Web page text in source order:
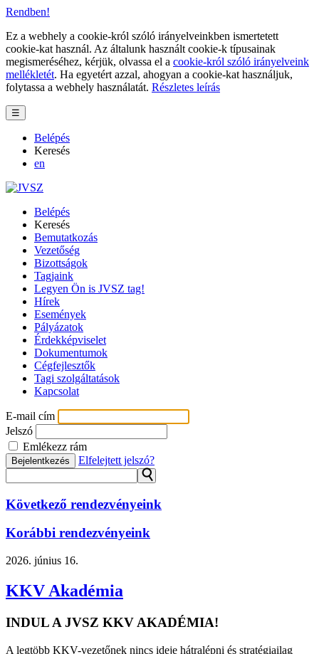
Rendben!
Ez a webhely a cookie-król szóló irányelveinkben ismertetett
cookie-kat használ. Az általunk használt cookie-k típusainak
megismeréséhez, kérjük, olvassa el a cookie-król szóló irányelveink
mellékletét. Ha egyetért azzal, ahogyan a cookie-kat használjuk,
folytassa a webhely használatát. Részletes leírás
☰
Belépés
Keresés
en
Belépés
Keresés
Bemutatkozás
Vezetőség
Bizottságok
Tagjaink
Legyen Ön is JVSZ tag!
Hírek
Események
Pályázatok
Érdekképviselet
Dokumentumok
Cégfejlesztők
Tagi szolgáltatások
Kapcsolat
E-mail cím
Jelszó
Emlékezz rám
Bejelentkezés Elfelejtett jelszó?
⚲
Következő rendezvényeink
Korábbi rendezvényeink
2026. június 16.
KKV Akadémia
INDUL A JVSZ KKV AKADÉMIA!
A legtöbb KKV-vezetőnek nincs ideje hátralépni és stratégiailag